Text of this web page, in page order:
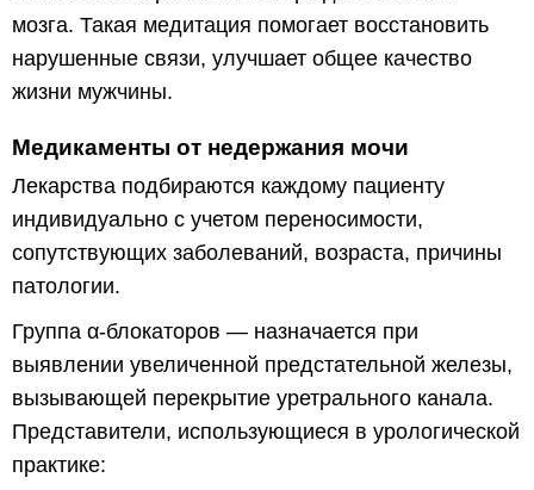
мозга. Такая медитация помогает восстановить
нарушенные связи, улучшает общее качество
жизни мужчины.
Медикаменты от недержания мочи
Лекарства подбираются каждому пациенту
индивидуально с учетом переносимости,
сопутствующих заболеваний, возраста, причины
патологии.
Группа α-блокаторов — назначается при
выявлении увеличенной предстательной железы,
вызывающей перекрытие уретрального канала.
Представители, использующиеся в урологической
практике: